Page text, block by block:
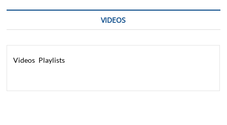
VIDEOS
Videos Playlists